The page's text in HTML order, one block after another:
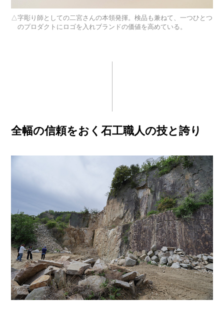
字彫り師としての二宮さんの本領発揮。検品も兼ねて、一つひとつ
のプロダクトにロゴを入れブランドの価値を高めている。
全幅の信頼をおく石工職人の技と誇り